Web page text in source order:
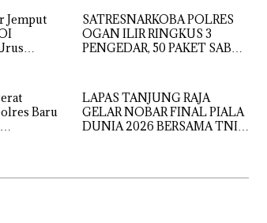
Jemput
SATRESNARKOBA POLRES
OGAN ILIR RINGKUS 3
PENGEDAR, 50 PAKET SABU
Baru
LAPAS TANJUNG RAJA
GELAR NOBAR FINAL PIALA
DUNIA 2026 BERSAMA TNI,